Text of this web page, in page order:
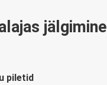
jälgimine
piletid